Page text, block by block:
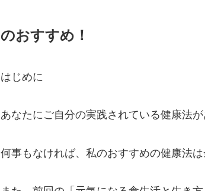
のおすすめ！
はじめに
あなたにご自分の実践されている健康法
何事もなければ、私のおすすめの健康法